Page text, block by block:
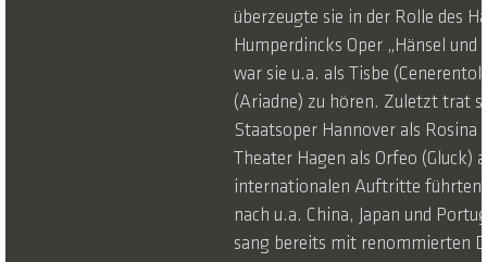
überzeugte sie in der Rolle des
Humperdincks Oper „Hänsel und
war sie u.a. als Tisbe
(Ariadne) zu hören. Zuletzt trat
Staatsoper Hannover als Rosina
Theater Hagen als Orfeo (Gluck)
internationalen Auftritte führten
nach u.a. China, Japan und
sang bereits mit renommierten